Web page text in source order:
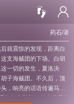
药石/著
就震惊的发现，距离白
支海贼团的下场。白胡
一切的发生，夏洛决
子海贼团。不久后，顶
，响亮的话语传遍马林